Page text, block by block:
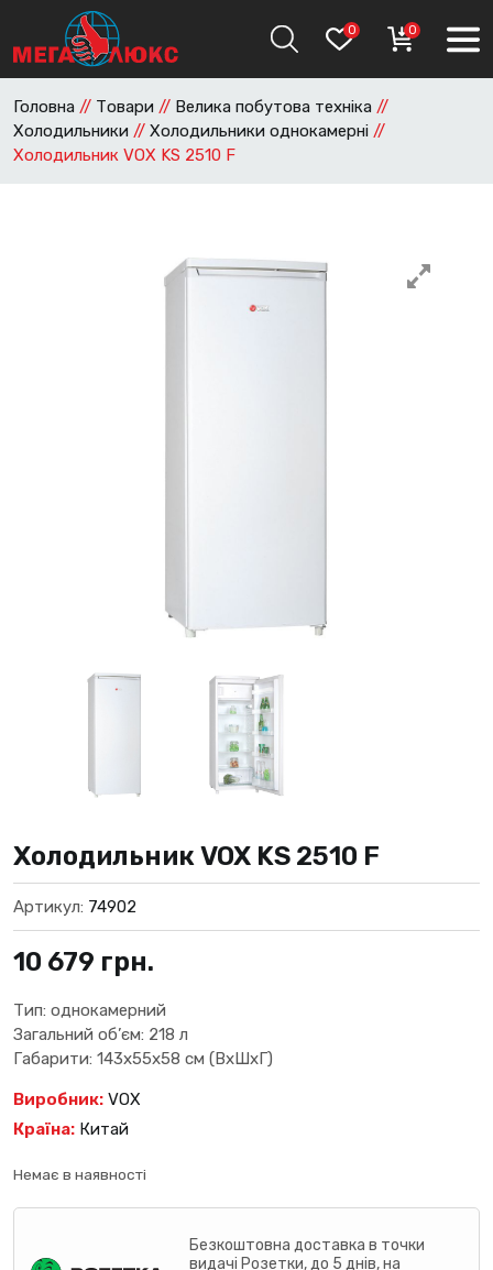
0 0
Головна // Товари // Велика побутова техніка //
Холодильники // Холодильники однокамерні //
Холодильник VOX KS 2510 F
Холодильник VOX KS 2510 F
Артикул: 74902
10 679 грн.
Тип: однокамерний
Загальний об’єм: 218 л
Габарити: 143х55х58 см (ВхШхГ)
Виробник: VOX
Країна: Китай
Немає в наявності
Безкоштовна доставка в точки
видачі Розетки, до 5 днів, на